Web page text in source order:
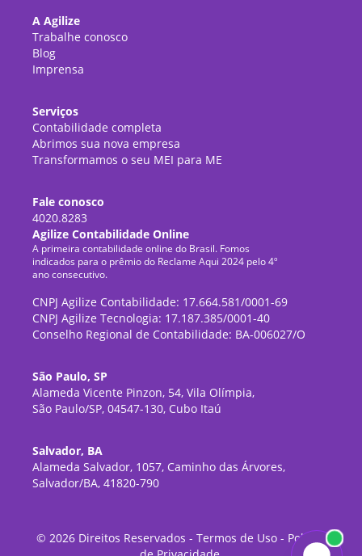
A Agilize
Trabalhe conosco
Blog
Imprensa
Serviços
Contabilidade completa
Abrimos sua nova empresa
Transformamos o seu MEI para ME
Fale conosco
4020.8283
Agilize Contabilidade Online
A primeira contabilidade online do Brasil. Fomos
indicados para o prêmio do Reclame Aqui 2024 pelo 4º
ano consecutivo.
CNPJ Agilize Contabilidade: 17.664.581/0001-69
CNPJ Agilize Tecnologia: 17.187.385/0001-40
Conselho Regional de Contabilidade: BA-006027/O
São Paulo, SP
Alameda Vicente Pinzon, 54, Vila Olímpia,
São Paulo/SP, 04547-130, Cubo Itaú
Salvador, BA
Alameda Salvador, 1057, Caminho das Árvores,
Salvador/BA, 41820-790
© 2026Direitos Reservados - Termos de Uso- Política